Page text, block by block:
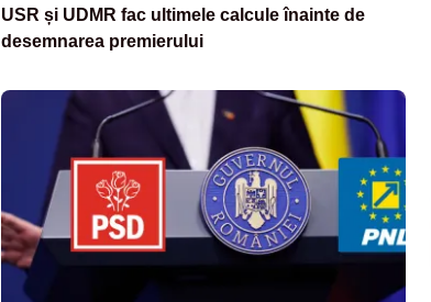
USR și UDMR fac ultimele calcule înainte de
desemnarea premierului